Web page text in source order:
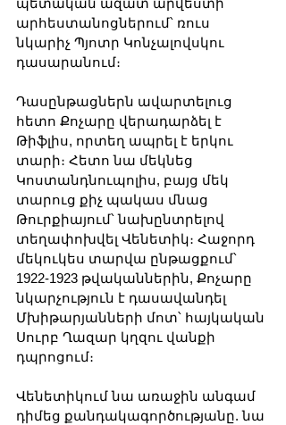
պետական ​​ազատ արվեստի
արհեստանոցներում՝ ռուս
նկարիչ Պյոտր Կոնչալովսկու
դասարանում։
Դասընթացներն ավարտելուց
հետո Քոչարը վերադարձել է
Թիֆլիս, որտեղ ապրել է երկու
տարի։ Հետո նա մեկնեց
Կոստանդնուպոլիս, բայց մեկ
տարուց քիչ պակաս մնաց
Թուրքիայում՝ նախընտրելով
տեղափոխվել Վենետիկ։ Հաջորդ
մեկուկես տարվա ընթացքում՝
1922-1923 թվականներին, Քոչարը
նկարչություն է դասավանդել
Մխիթարյանների մոտ՝ հայկական
Սուրբ Ղազար կղզու վանքի
դպրոցում։
Վենետիկում նա առաջին անգամ
դիմեց քանդակագործությանը. նա